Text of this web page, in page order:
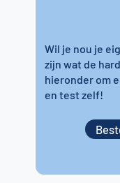
Wil je nou je
zijn wat de
hieronder om
en test zelf!